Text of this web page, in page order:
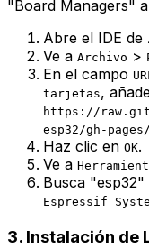
"Board Managers"
Abre el IDE de
Ve a Archivo >
En el campo
tarjetas,
https://
esp32/gh-
Haz clic en OK.
Ve a
Busca "esp32"
Espressif
3. Instalación de